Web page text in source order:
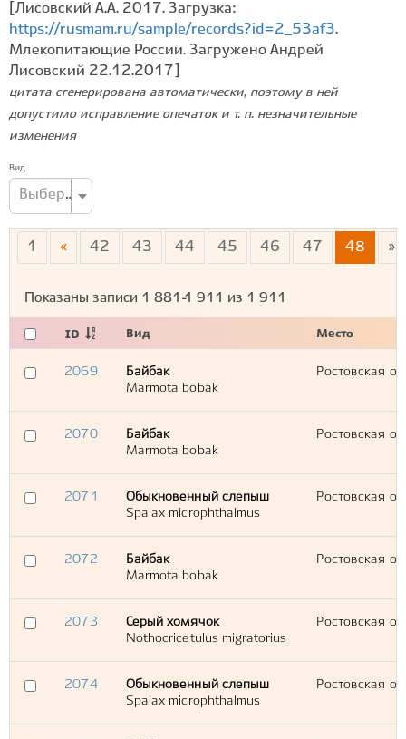
[Лисовский А.А. 2017. Загрузка:
https://rusmam.ru/sample/records?id=2_53af3.
Млекопитающие России. Загружено Андрей
Лисовский 22.12.2017]
цитата сгенерирована автоматически, поэтому в ней
допустимо исправление опечаток и т. п. незначительные
изменения
Вид
Выберите вид...
1 « 42 43 44 45 46 47 48 »
Показаны записи 1 881-1 911 из 1 911
ID Вид Место
2069
Байбак
Marmota bobak
Ростовская
2070
Байбак
Marmota bobak
Ростовская
2071
Обыкновенный слепыш
Spalax microphthalmus
Ростовская
2072
Байбак
Marmota bobak
Ростовская
2073
Серый хомячок
Nothocricetulus migratorius
Ростовская
2074
Обыкновенный слепыш
Spalax microphthalmus
Ростовская